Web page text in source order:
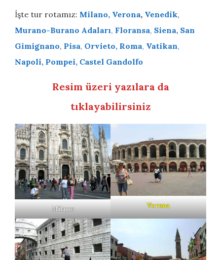
İşte tur rotamız: Milano, Verona, Venedik,
Murano-Burano Adaları, Floransa, Siena, San
Gimignano, Pisa, Orvieto, Roma, Vatikan,
Napoli, Pompei, Castel Gandolfo
Resim üzeri yazılara da
tıklayabilirsiniz
Milano Verona